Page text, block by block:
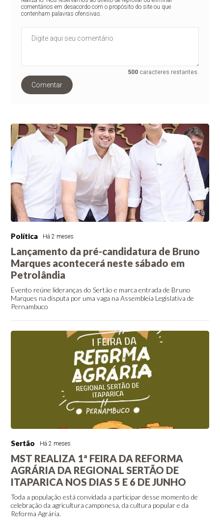
comentários em desacordo com o propósito do site ou que
contenham palavras ofensivas.
500 caracteres restantes.
Comentar
Política Há 2 meses
Lançamento da pré-candidatura de Bruno
Marques acontecerá neste sábado em
Petrolândia
Evento reúne lideranças do Sertão e marca entrada de Bruno
Marques na disputa por uma vaga na Assembleia Legislativa de
Pernambuco
Sertão Há 2 meses
MST REALIZA 1ª FEIRA DA REFORMA
AGRÁRIA DA REGIONAL SERTÃO DE
ITAPARICA NOS DIAS 5 E 6 DE JUNHO
Toda a população está convidada a participar desse momento de
celebração da agricultura camponesa, da cultura popular e da
Reforma Agrária.